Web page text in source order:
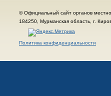
© Официальный сайт органов
184250, Мурманская область, г.
Политика конфиденциальности